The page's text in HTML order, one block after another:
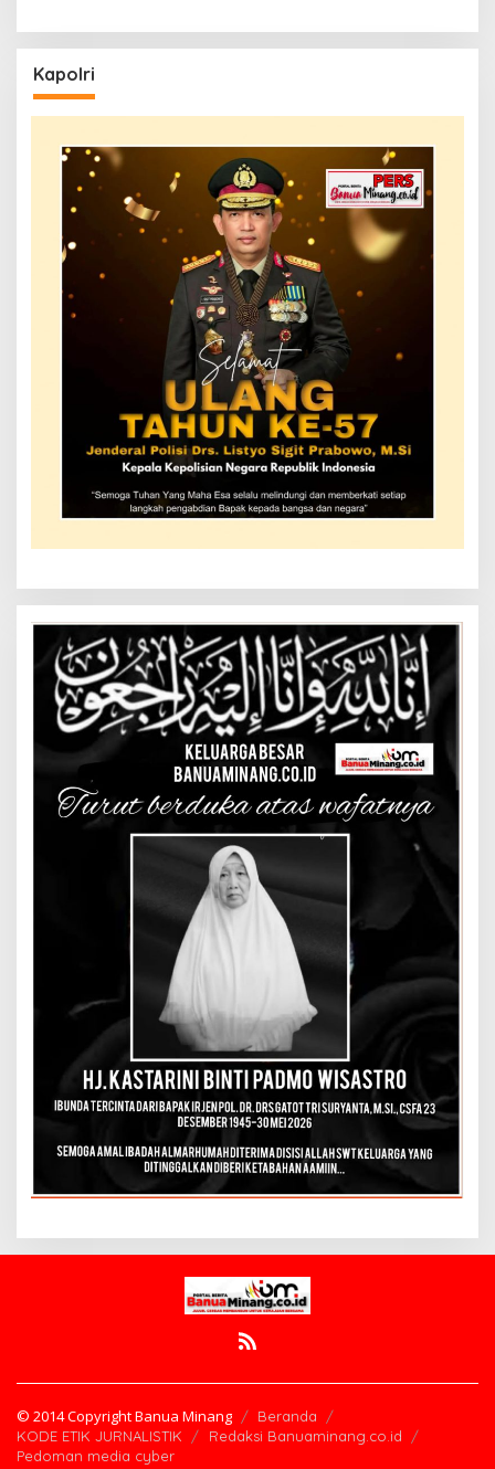
Kapolri
© 2014 Copyright Banua Minang
Beranda
KODE ETIK JURNALISTIK
Redaksi Banuaminang.co.id
Pedoman media cyber